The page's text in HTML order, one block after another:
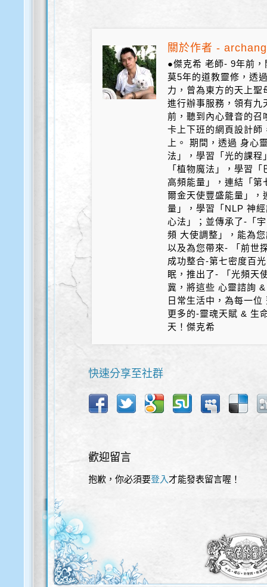
關於作者 -
●傑克希 老師- 9年前
莫5年的道教靈修，透
力，曾為東方的天上
進行辦事服務，領有
前，聽到內心聲音的召
卡上下班的網頁設計師
上。 期間，透過 身心
法」，學習「光的課程
「植物魔法」，學習
高頻能量」，連結「第
爾金天使豐盛能量」，
量」，學習「NLP 神
心法」；並傳承了-「
頻 大使調整」，能為
以及為您帶來- 「前世
成功整合-第七密度百
眠，推出了- 「光頻天
冀，將這些 心靈諮詢
日常生活中，為每一
更多的-靈魂天賦 & 生
天！傑克希
快速分享至社群
歡迎留言
抱歉，你必須要登入 才能發表留言喔！